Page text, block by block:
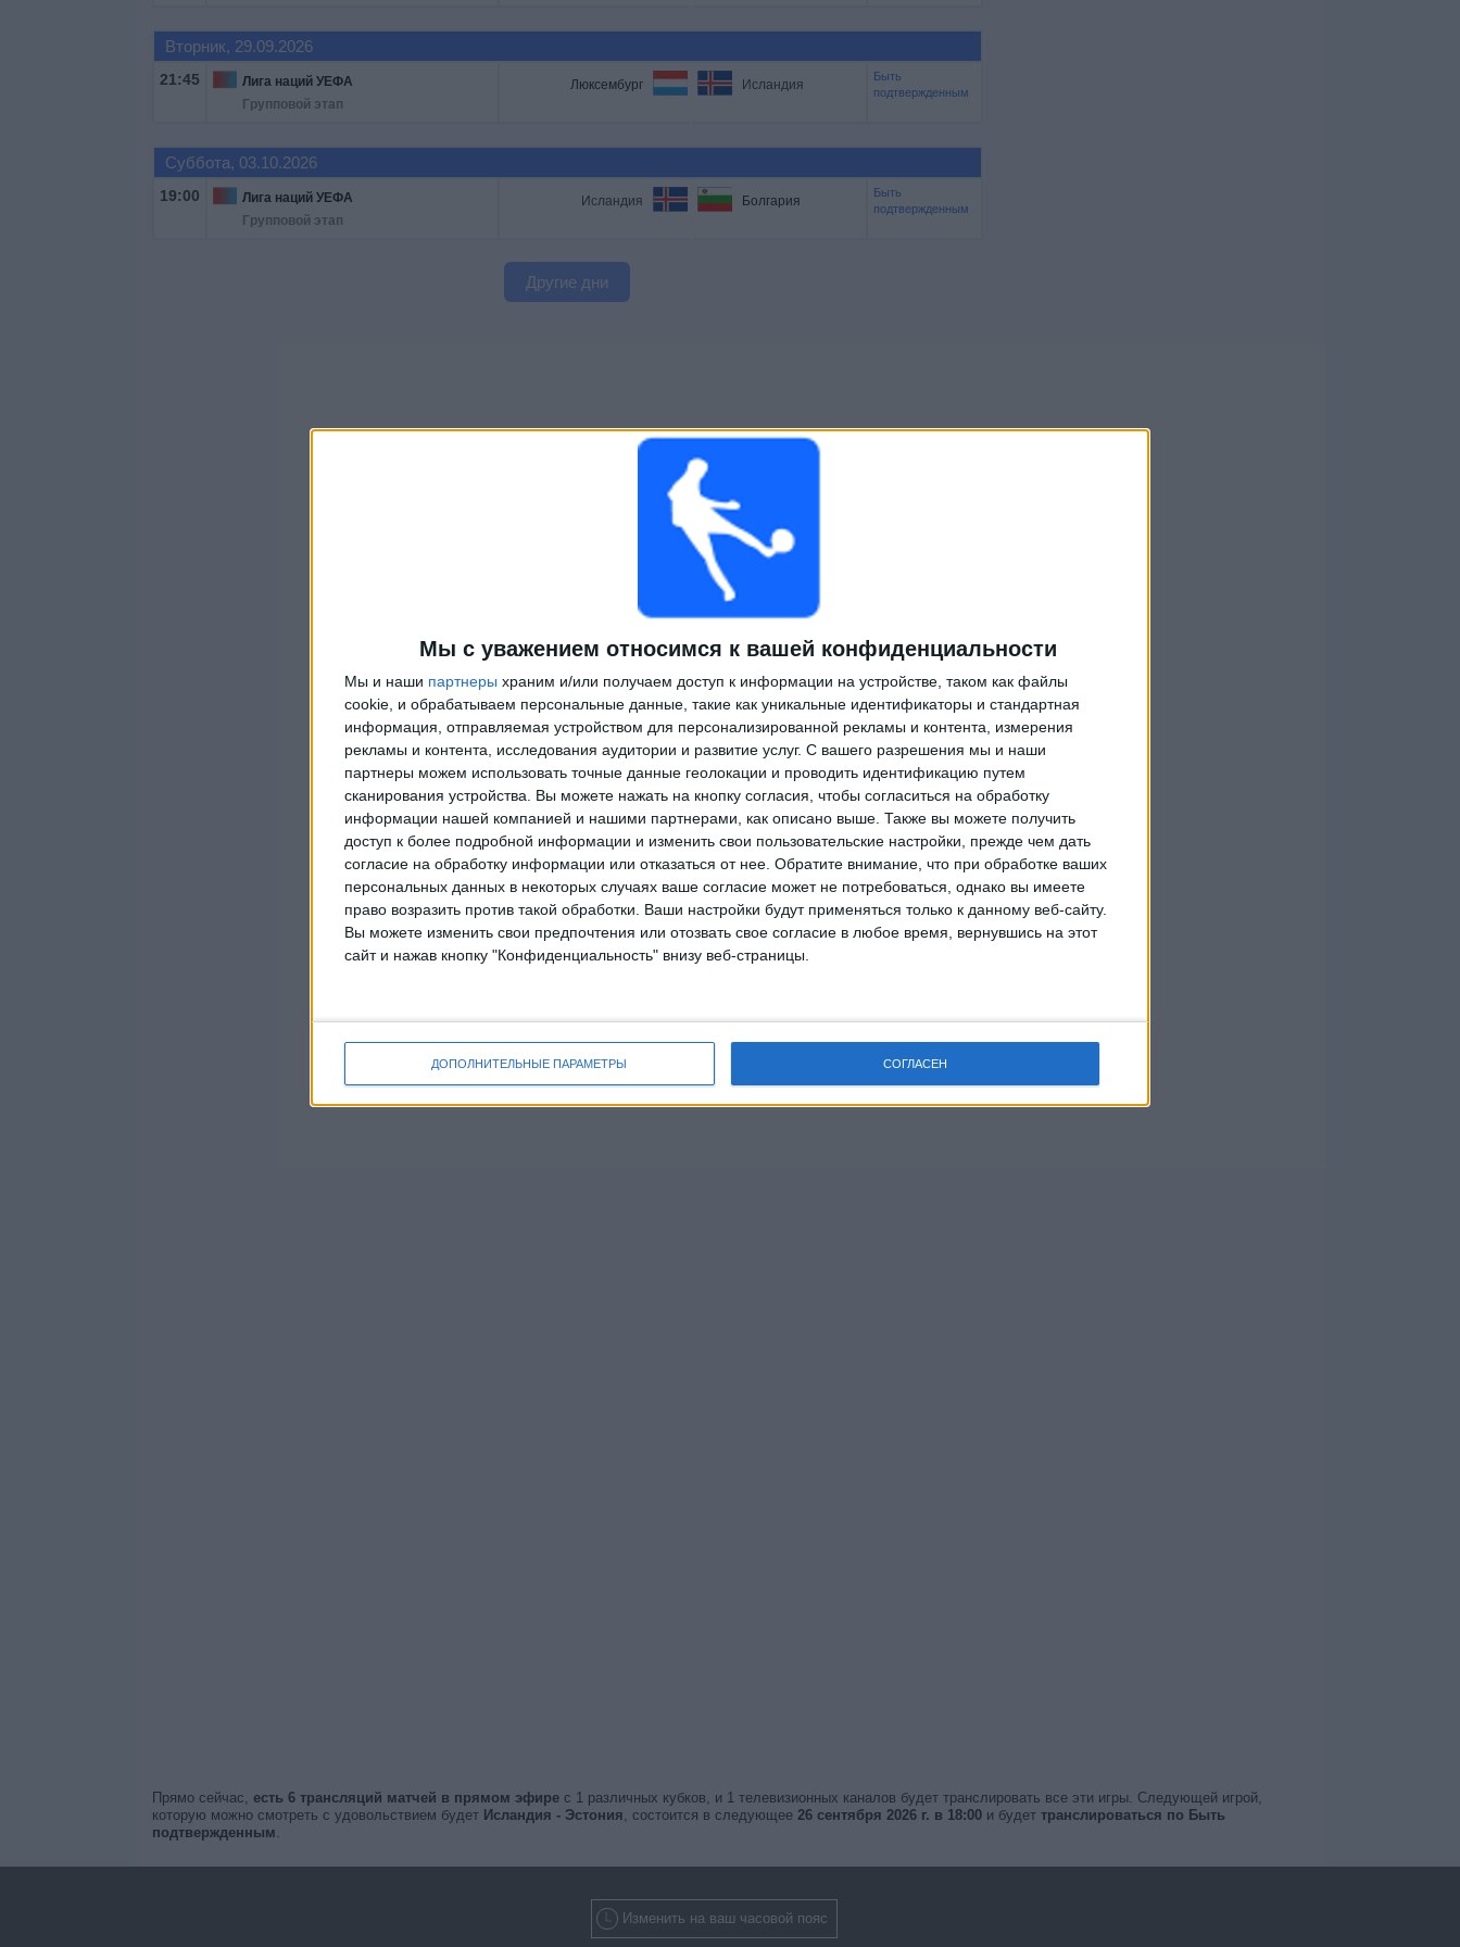
Мы с уважением относимся к вашей конфиденциальности
Мы и наши партнеры храним и/или получаем доступ к информации на устройстве, таком как файлы
cookie, и обрабатываем персональные данные, такие как уникальные идентификаторы и стандартная
информация, отправляемая устройством для персонализированной рекламы и контента, измерения
рекламы и контента, исследования аудитории и развитие услуг. С вашего разрешения мы и наши
партнеры можем использовать точные данные геолокации и проводить идентификацию путем
сканирования устройства. Вы можете нажать на кнопку согласия, чтобы согласиться на обработку
информации нашей компанией и нашими партнерами, как описано выше. Также вы можете получить
доступ к более подробной информации и изменить свои пользовательские настройки, прежде чем дать
согласие на обработку информации или отказаться от нее. Обратите внимание, что при обработке ваших
персональных данных в некоторых случаях ваше согласие может не потребоваться, однако вы имеете
право возразить против такой обработки. Ваши настройки будут применяться только к данному веб-сайту.
Вы можете изменить свои предпочтения или отозвать свое согласие в любое время, вернувшись на этот
сайт и нажав кнопку "Конфиденциальность" внизу веб-страницы.
ДОПОЛНИТЕЛЬНЫЕ ПАРАМЕТРЫ СОГЛАСЕН
Вторник, 29.09.2026
21:45
Лига наций УЕФА
Групповой этап
Люксембург Исландия
Быть
подтвержденным
Суббота, 03.10.2026
19:00
Лига наций УЕФА
Групповой этап
Исландия Болгария
Быть
подтвержденным
Другие дни
Прямо сейчас, есть 6 трансляций матчей в прямом эфирес 1 различных кубков, и 1 телевизионных каналов будет транслировать все эти игры. Следующей игрой,
которую можно смотреть с удовольствием будет Исландия - Эстония, состоится в следующее 26 сентября 2026 г. в 18:00и будет транслироваться по Быть
подтвержденным.
Изменить на ваш часовой пояс